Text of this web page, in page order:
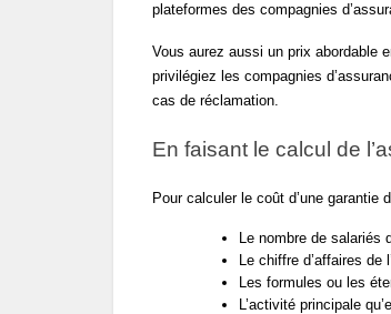
plateformes des compagnies
Vous aurez aussi un prix abordable
privilégiez les compagnies
cas de réclamation.
En faisant le calcul de
Pour calculer le coût d’une
Le nombre de salariés
Le chiffre d’affaires de
Les formules ou les
L’activité principale